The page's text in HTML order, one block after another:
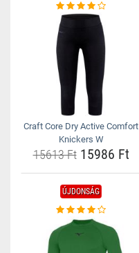
Craft Core Dry Active Comfort
Knickers W
15613 Ft15986 Ft
ÚJDONSÁG